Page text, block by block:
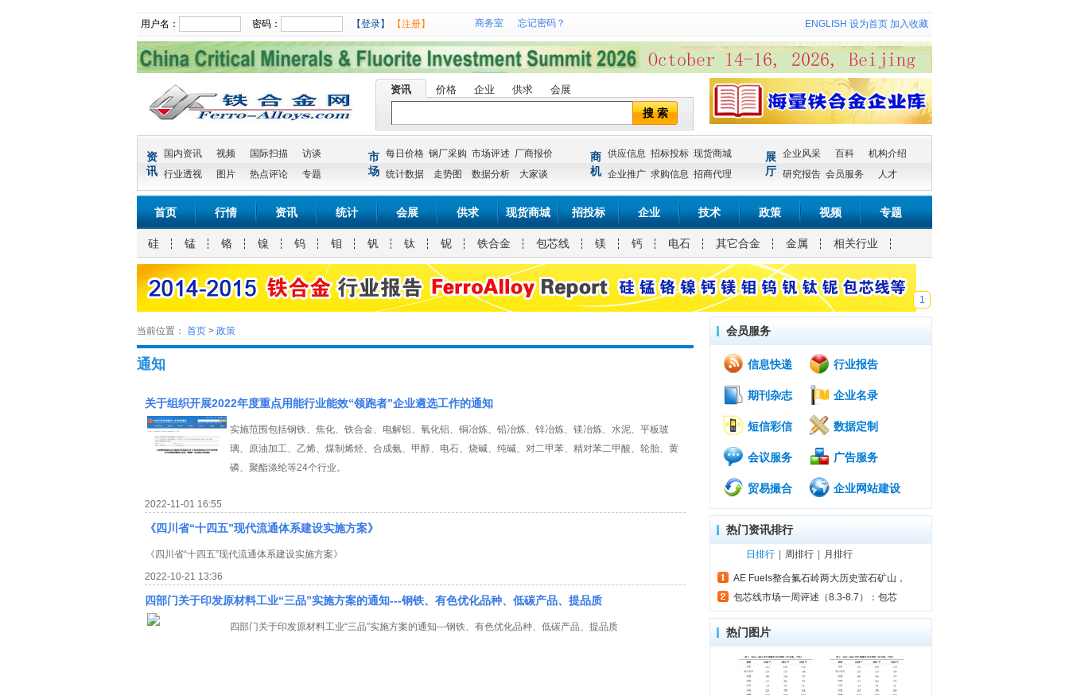
用户名： 密码： 【登录】 【注册】 商务室 忘记密码？ ENGLISH 设为首页 加入收藏
资讯 价格 企业 供求 会展
搜 索
资
讯
国内资讯 视频 国际扫描
访谈
行业透视
图片 热点评论 专题
市
场
每日价格 钢厂采购 市场评述 厂商报价
统计数据
走势图 数据分析 大家谈
商
机
供应信息 招标投标 现货商城
企业推广 求购信息 招商代理
展
厅
企业风采 百科
机构介绍
研究报告 会员服务 人才
首页 行情 资讯 统计 会展 供求 现货商城 招投标 企业 技术 政策 视频 专题
硅 锰 铬 镍 钨 钼 钒 钛 铌 铁合金 包芯线 镁 钙 电石 其它合金 金属 相关行业
1
当前位置： 首页 > 政策
通知
关于组织开展2022年度重点用能行业能效“领跑者”企业遴选工作的通知
实施范围包括钢铁、焦化、铁合金、电解铝、氧化铝、铜冶炼、铅冶炼、锌冶炼、镁冶炼、水泥、平板玻
璃、原油加工、乙烯、煤制烯烃、合成氨、甲醇、电石、烧碱、纯碱、对二甲苯、精对苯二甲酸、轮胎、黄
磷、聚酯涤纶等24个行业。
2022-11-01 16:55
《四川省“十四五”现代流通体系建设实施方案》
《四川省“十四五”现代流通体系建设实施方案》
2022-10-21 13:36
四部门关于印发原材料工业“三品”实施方案的通知---钢铁、有色优化品种、低碳产品、提品质
四部门关于印发原材料工业“三品”实施方案的通知---钢铁、有色优化品种、低碳产品、提品质
会员服务
信息快递 行业报告
期刊杂志 企业名录
短信彩信 数据定制
会议服务 广告服务
贸易撮合 企业网站建设
热门资讯排行
日排行 周排行 月排行
AE Fuels整合氟石岭两大历史萤石矿山，
包芯线市场一周评述（8.3-8.7）：包芯
热门图片